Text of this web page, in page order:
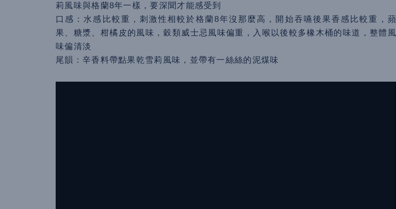
莉風味與格蘭8年一樣，要深聞才能感受到
口感：水感比較重，刺激性相較於格蘭8年沒那麼高，開始吞嚥後果香感比較重，蘋
果、糖漿、柑橘皮的風味，穀類威士忌風味偏重，入喉以後較多橡木桶的味道，整體風
味偏清淡
尾韻：辛香料帶點果乾雪莉風味，並帶有一絲絲的泥煤味